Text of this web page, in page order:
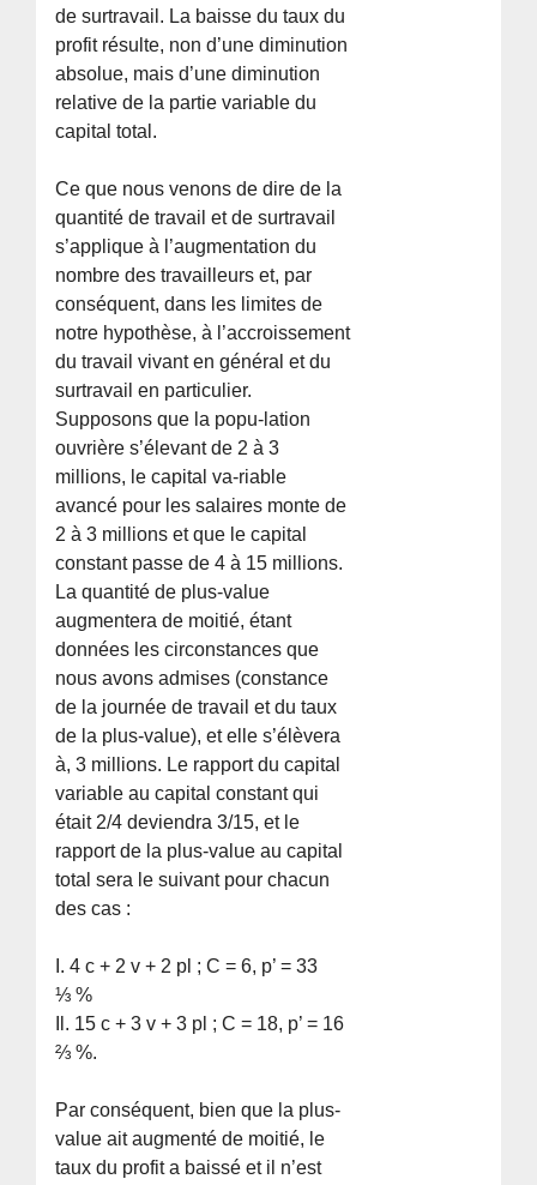
de surtravail. La baisse du taux du
profit résulte, non d’une diminution
absolue, mais d’une diminution
relative de la partie variable du
capital total.
Ce que nous venons de dire de la
quantité de travail et de surtravail
s’applique à l’augmentation du
nombre des travailleurs et, par
conséquent, dans les limites de
notre hypothèse, à l’accroissement
du travail vivant en général et du
surtravail en particulier.
Supposons que la popu-lation
ouvrière s’élevant de 2 à 3
millions, le capital va-riable
avancé pour les salaires monte de
2 à 3 millions et que le capital
constant passe de 4 à 15 millions.
La quantité de plus-value
augmentera de moitié, étant
données les circonstances que
nous avons admises (constance
de la journée de travail et du taux
de la plus-value), et elle s’élèvera
à, 3 millions. Le rapport du capital
variable au capital constant qui
était 2/4 deviendra 3/15, et le
rapport de la plus-value au capital
total sera le suivant pour chacun
des cas :
I. 4 c + 2 v + 2 pl ; C = 6, p’ = 33
⅓ %
Il. 15 c + 3 v + 3 pl ; C = 18, p’ = 16
⅔ %.
Par conséquent, bien que la plus-
value ait augmenté de moitié, le
taux du profit a baissé et il n’est